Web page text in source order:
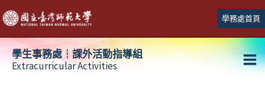
跳
至
主
學務處首頁
學生事務處┆課外活動指導組
Extracurricular Activities